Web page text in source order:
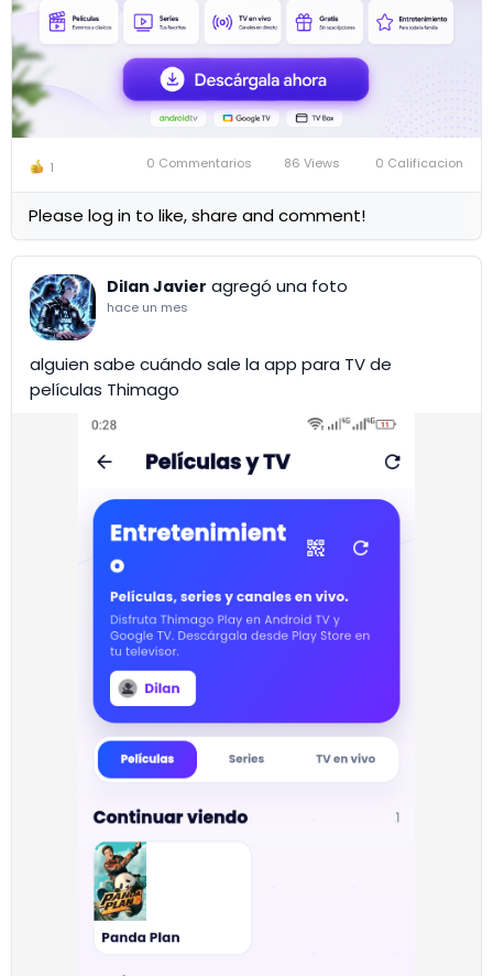
1 0 Commentarios 86 Views 0 Calificacion
Please log in to like, share and comment!
Dilan Javier agregó una foto
hace un mes
alguien sabe cuándo sale la app para TV de
películas Thimago